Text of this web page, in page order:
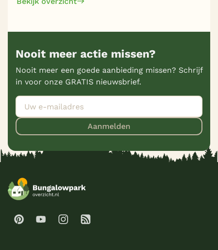
Nooit meer actie missen?
Nooit meer een goede aanbieding missen? Schrijf
in voor onze GRATIS nieuwsbrief.
Aanmelden